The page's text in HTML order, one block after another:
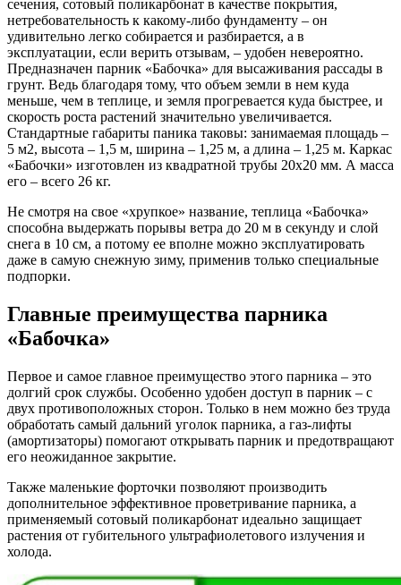
сечения, сотовый поликарбонат в качестве покрытия,
нетребовательность к какому-либо фундаменту – он
удивительно легко собирается и разбирается, а в
эксплуатации, если верить отзывам, – удобен невероятно.
Предназначен парник «Бабочка» для высаживания рассады в
грунт. Ведь благодаря тому, что объем земли в нем куда
меньше, чем в теплице, и земля прогревается куда быстрее, и
скорость роста растений значительно увеличивается.
Стандартные габариты паника таковы: занимаемая площадь –
5 м2, высота – 1,5 м, ширина – 1,25 м, а длина – 1,25 м. Каркас
«Бабочки» изготовлен из квадратной трубы 20х20 мм. А масса
его – всего 26 кг.
Не смотря на свое «хрупкое» название, теплица «Бабочка»
способна выдержать порывы ветра до 20 м в секунду и слой
снега в 10 см, а потому ее вполне можно эксплуатировать
даже в самую снежную зиму, применив только специальные
подпорки.
Главные преимущества парника
«Бабочка»
Первое и самое главное преимущество этого парника – это
долгий срок службы. Особенно удобен доступ в парник – с
двух противоположных сторон. Только в нем можно без труда
обработать самый дальний уголок парника, а газ-лифты
(амортизаторы) помогают открывать парник и предотвращают
его неожиданное закрытие.
Также маленькие форточки позволяют производить
дополнительное эффективное проветривание парника, а
применяемый сотовый поликарбонат идеально защищает
растения от губительного ультрафиолетового излучения и
холода.